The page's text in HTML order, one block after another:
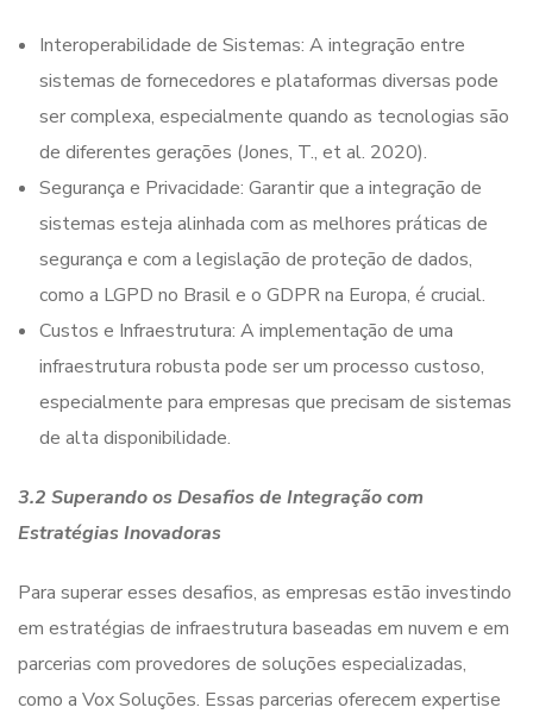
Interoperabilidade de Sistemas: A integração entre
sistemas de fornecedores e plataformas diversas pode
ser complexa, especialmente quando as tecnologias são
de diferentes gerações (Jones, T., et al. 2020).
Segurança e Privacidade: Garantir que a integração de
sistemas esteja alinhada com as melhores práticas de
segurança e com a legislação de proteção de dados,
como a LGPD no Brasil e o GDPR na Europa, é crucial.
Custos e Infraestrutura: A implementação de uma
infraestrutura robusta pode ser um processo custoso,
especialmente para empresas que precisam de sistemas
de alta disponibilidade.
3.2 Superando os Desafios de Integração com
Estratégias Inovadoras
Para superar esses desafios, as empresas estão investindo
em estratégias de infraestrutura baseadas em nuvem e em
parcerias com provedores de soluções especializadas,
como a Vox Soluções. Essas parcerias oferecem expertise